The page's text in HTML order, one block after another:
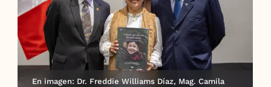
En imagen: Dr. Freddie Williams Díaz, Mag. Camila